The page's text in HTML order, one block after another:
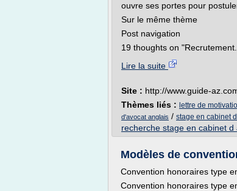
ouvre ses portes pour
Sur le même thème
Post navigation
19 thoughts on "Recrutement...
Lire la suite
Site : http://www.guide-
Thèmes liés : lettre de
d'avocat anglais / stage en cabinet
recherche stage en cabinet d
Modèles de
Convention honoraires type
Convention honoraires type